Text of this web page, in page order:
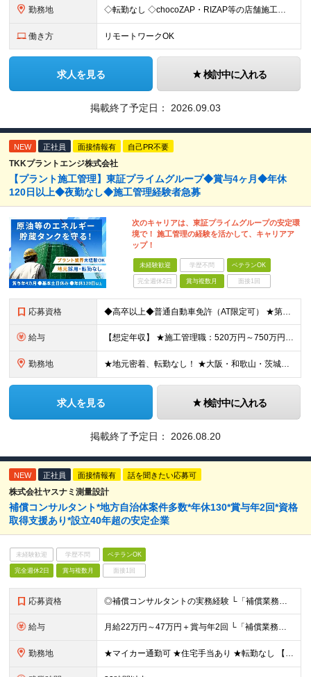
勤務地 ◇転勤なし ◇chocoZAP・RIZAP等の店舗施工を担当 ◇本社もしくは在宅での勤務になります 【本社所在地】 東京都新宿区西新宿8-17-1 住友不動産新宿グランドタワー36F 【転勤につい
働き方 リモートワークOK
求人を見る 検討中に入れる
掲載終了予定日： 2026.09.03
NEW 正社員 面接情報有 自己PR不要
TKKプラントエンジ株式会社
【プラント施工管理】東証プライムグループ◆賞与4ヶ月◆年休
120日以上◆夜勤なし◆施工管理経験者急募
次のキャリアは、東証プライムグループの安定環
境で！ 施工管理の経験を活かして、キャリアア
ップ！
未経験歓迎 学歴不問 ベテランOK
完全週休2日 賞与複数月 面接1回
応募資格 ◆高卒以上◆普通自動車免許（AT限定可） ★第二新卒歓迎 ★プラント業界以外での施工管理経験者歓迎 【こんな方は向いています】 ・施工管理のスキルを活かして働きたい ・安定企業で長く働きたい ・チ
給与 【想定年収】 ★施工管理職：520万円～750万円 ※上記年収は残業時間40時間／月相当の金額を含みます。 月給25万円～35万円＋賞与年2回（原則固定支給額4ヵ月分）＋諸手当（残業手当全額など）
勤務地 ★地元密着、転勤なし！ ★大阪・和歌山・茨城・三重・千葉の各拠点 ★Ｕ・Iターン歓迎！（面接交通費支給） ★社用車貸与（出勤利用OK）、駐車場費用支給 ・大阪府堺市 ・和歌山県有田市 ・茨城県神栖市
求人を見る 検討中に入れる
掲載終了予定日： 2026.08.20
NEW 正社員 面接情報有 話を聞きたい応募可
株式会社ヤスナミ測量設計
補償コンサルタント*地方自治体案件多数*年休130*賞与年2回*資格
取得支援あり*設立40年超の安定企業
未経験歓迎 学歴不問 ベテランOK
完全週休2日 賞与複数月 面接1回
応募資格 ◎補償コンサルタントの実務経験 └「補償業務管理士」の資格の有無は問いません ◎普通自動車免許（AT限定可） ◎高卒以上 ■□運転サポートあり□■ ペーパードライバーの方もご安心ください！運転免許さ
給与 月給22万円～47万円＋賞与年2回 └「補償業務管理士」などの資格をお持ちの場合は優遇します ※残業代は全額支給します ※諸手当（2万円～／月）を含む ※試用期間3か月（その間の給与・待遇に差異はあ
勤務地 ★マイカー通勤可 ★住宅手当あり ★転勤なし 【本社】 埼玉県越谷市千間台東二丁目7番地16 ※変更の範囲：上記を除く当社関連勤務地